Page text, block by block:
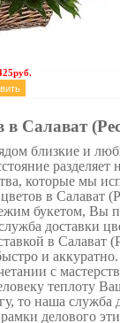
в Салават
близкие и
которые мы
в Салават
букетом, Вы
доставки
в
и
с
теплоту
то наша
делового